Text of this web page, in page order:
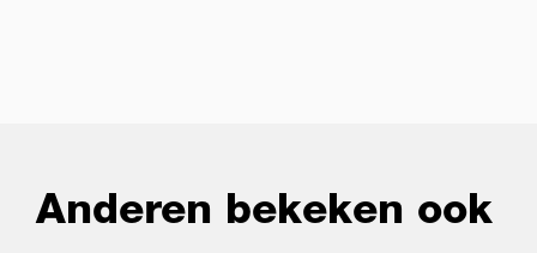
Anderen bekeken ook